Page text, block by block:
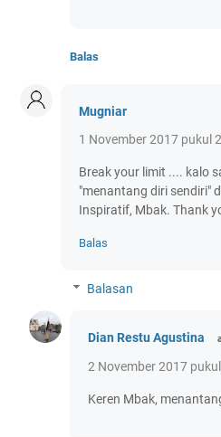
Balas
Mugniar
1 November 2017 pukul
Break your limit .... kalo
"menantang diri sendiri"
Inspiratif, Mbak. Thank
Balas
Balasan
Dian Restu Agustina
2 November 2017
Keren Mbak,